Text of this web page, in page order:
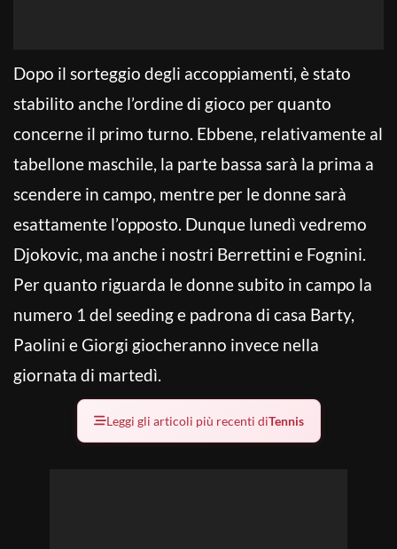
Dopo il sorteggio degli accoppiamenti, è stato
stabilito anche l’ordine di gioco per quanto
concerne il primo turno. Ebbene, relativamente al
tabellone maschile, la parte bassa sarà la prima a
scendere in campo, mentre per le donne sarà
esattamente l’opposto. Dunque lunedì vedremo
Djokovic, ma anche i nostri Berrettini e Fognini.
Per quanto riguarda le donne subito in campo la
numero 1 del seeding e padrona di casa Barty,
Paolini e Giorgi giocheranno invece nella
giornata di martedì.
Leggi gli articoli più recenti diTennis